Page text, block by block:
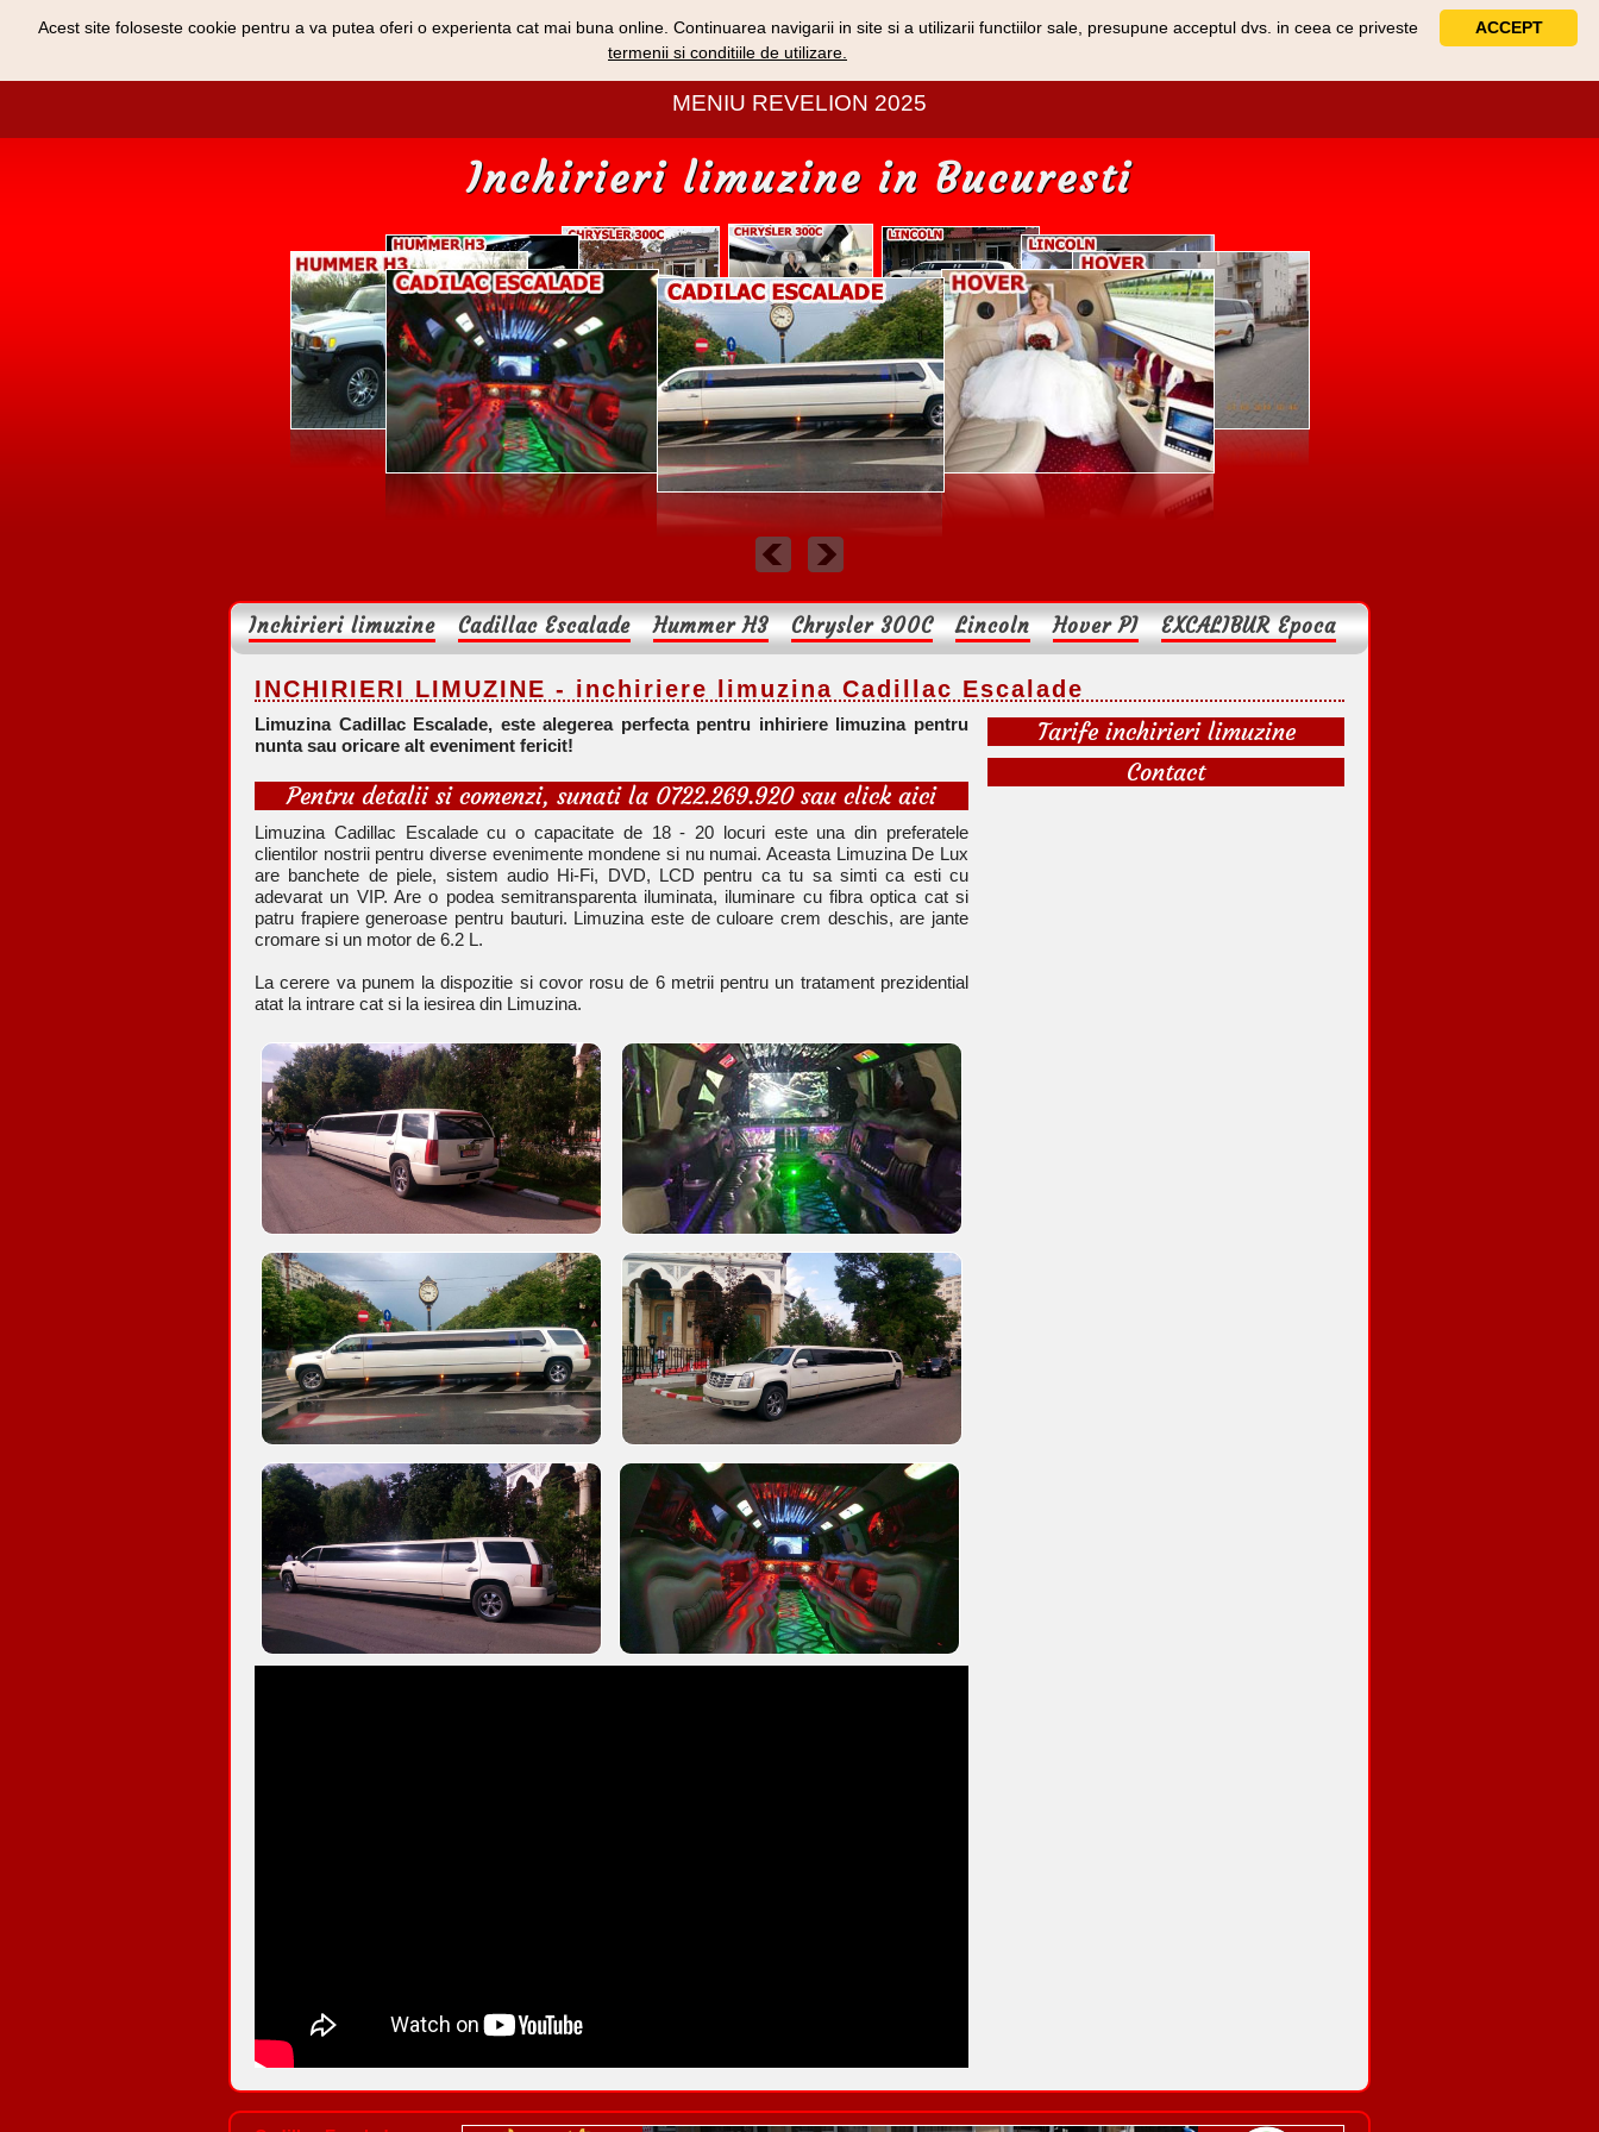
MENIU 1 DECEMBRIE 2024
MENIU REVELION 2025
Inchirieri limuzine in Bucuresti
Inchirieri limuzine Cadillac Escalade Hummer H3 Chrysler 300C Lincoln Hover PI EXCALIBUR Epoca
INCHIRIERI LIMUZINE - inchiriere limuzina Cadillac Escalade
Limuzina Cadillac Escalade, este alegerea perfecta pentru inhiriere limuzina pentru
nunta sau oricare alt eveniment fericit!
Pentru detalii si comenzi, sunati la 0722.269.920 sau click aici
Limuzina Cadillac Escalade cu o capacitate de 18 - 20 locuri este una din preferatele
clientilor nostrii pentru diverse evenimente mondene si nu numai. Aceasta Limuzina De Lux
are banchete de piele, sistem audio Hi-Fi, DVD, LCD pentru ca tu sa simti ca esti cu
adevarat un VIP. Are o podea semitransparenta iluminata, iluminare cu fibra optica cat si
patru frapiere generoase pentru bauturi. Limuzina este de culoare crem deschis, are jante
cromare si un motor de 6.2 L.
La cerere va punem la dispozitie si covor rosu de 6 metrii pentru un tratament prezidential
atat la intrare cat si la iesirea din Limuzina.
Tarife inchirieri limuzine
Contact
ACCEPT
Acest site foloseste cookie pentru a va putea oferi o experienta cat mai buna online. Continuarea navigarii in site si a utilizarii functiilor sale, presupune acceptul dvs. in ceea ce priveste
termenii si conditiile de utilizare.